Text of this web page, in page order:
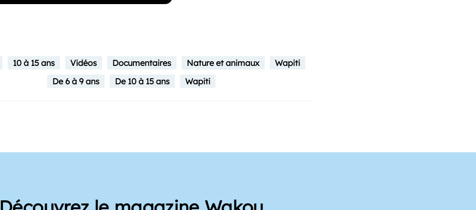
10 à 15 ans Vidéos Documentaires Nature et animaux
Wapiti
De 6 à 9 ans
De 10 à 15 ans Wapiti